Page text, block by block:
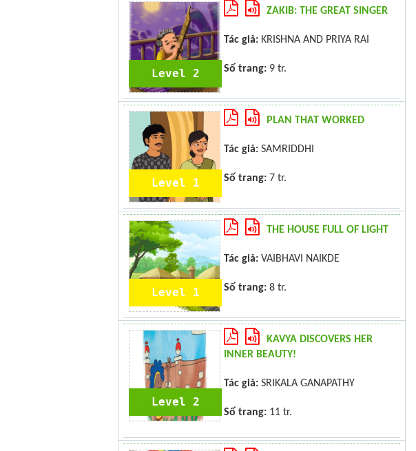
Level 2
ZAKIB: THE GREAT SINGER
Tác giả: KRISHNA AND PRIYA RAI
Số trang: 9 tr.
Level 1
PLAN THAT WORKED
Tác giả: SAMRIDDHI
Số trang: 7 tr.
Level 1
THE HOUSE FULL OF LIGHT
Tác giả: VAIBHAVI NAIKDE
Số trang: 8 tr.
Level 2
KAVYA DISCOVERS HER
INNER BEAUTY!
Tác giả: SRIKALA GANAPATHY
Số trang: 11 tr.